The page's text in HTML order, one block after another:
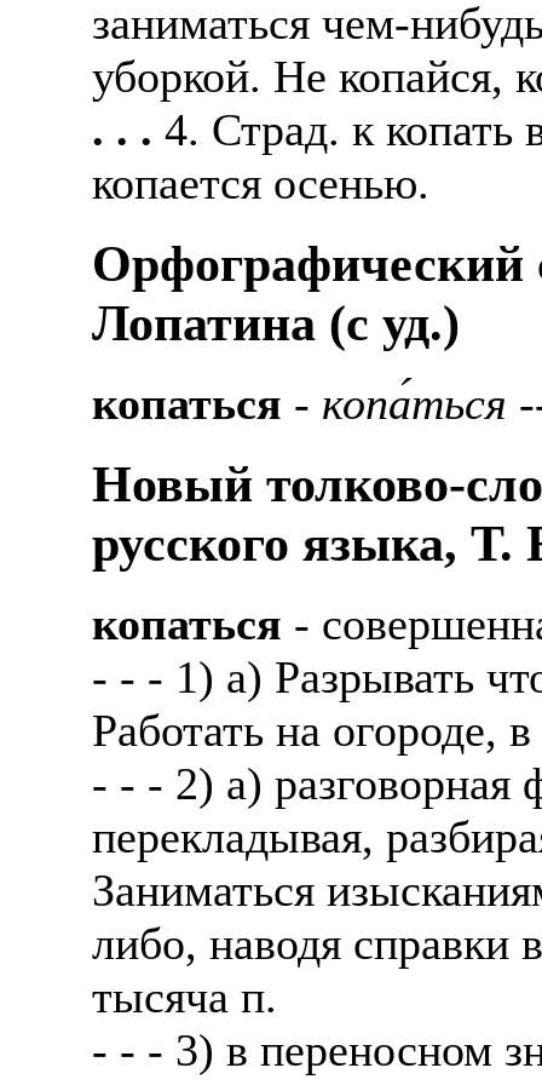
Также смотрите
отправке в другие
А также
рабочий,
стикеровщик.
# работа за границей
# работа за рубежом
# трудоустройство за
# трудоустройство за
В таких банках, как
Промсвязьбанк,
А также в компаниях:
СДЭК, ПЭК и т.д.
консультирование,
заниматься чем-
уборкой. Не копайся,
. . . 4. Страд. к копать
копается осенью.
Орфографический
Лопатина (c уд.)
копаться - копа́ться
Новый толково-
русского языка,
копаться -
- - - 1) а) Разрывать
Работать на огороде,
- - - 2) а) разговорная
перекладывая,
Заниматься
либо, наводя справки
тысяча п.
- - - 3) в переносном